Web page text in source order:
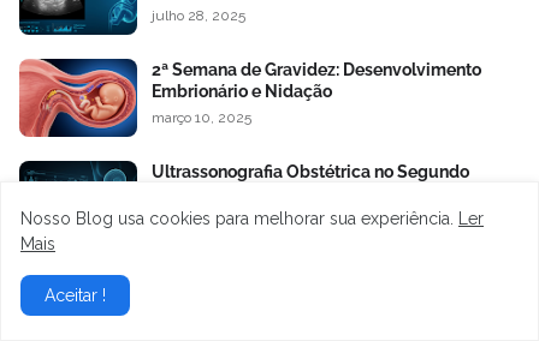
julho 28, 2025
2ª Semana de Gravidez: Desenvolvimento
Embrionário e Nidação
março 10, 2025
Ultrassonografia Obstétrica no Segundo
Prognóstico Fetal
Nosso Blog usa cookies para melhorar sua experiência.
Ler
Mais
Aceitar !